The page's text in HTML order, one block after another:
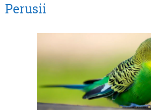
Perusii